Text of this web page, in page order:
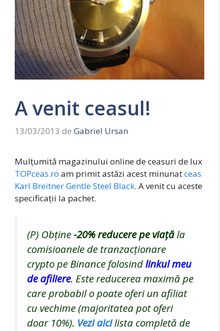
A venit ceasul!
13/03/2013 de Gabriel Ursan
Mulţumită magazinului online de ceasuri de lux
TOPceas.ro am primit astăzi acest minunatceas
Karl Breitner Gentle Steel Black. A venit cu aceste
specificaţii la pachet.
(P) Obține-20%reducere pe viațăla
comisioanele de tranzacționare
crypto pe Binance folosindlinkul meu
de afiliere. Este reducerea maximă pe
care probabil o poate oferi un afiliat
cu vechime (majoritatea pot oferi
doar 10%). Vezi aicilista completă de